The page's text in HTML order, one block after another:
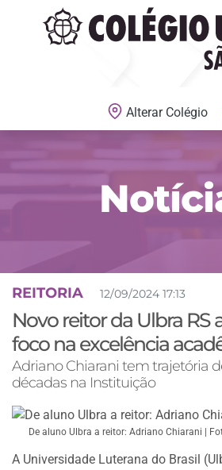
Alterar Colégio
REITORIA 12/09/2024 17:13
Novo reitor da Ulbra RS
foco na excelência
Adriano Chiarani tem trajetória
décadas na Instituição
De aluno Ulbra a reitor: Adriano Chiarani |
A Universidade Luterana do Brasil